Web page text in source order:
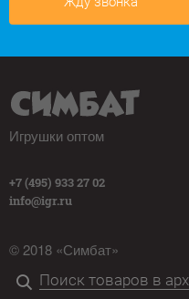
Игрушки оптом
+7 (495) 933 27 02
info@igr.ru
© 2018 «Симбат»